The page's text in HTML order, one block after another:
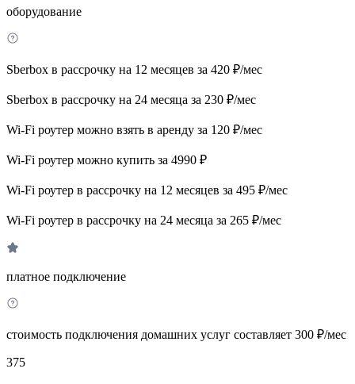
оборудование
Sberbox в рассрочку на 12 месяцев за 420 ₽/мес
Sberbox в рассрочку на 24 месяца за 230 ₽/мес
Wi-Fi роутер можно взять в аренду за 120 ₽/мес
Wi-Fi роутер можно купить за 4990 ₽
Wi-Fi роутер в рассрочку на 12 месяцев за 495 ₽/мес
Wi-Fi роутер в рассрочку на 24 месяца за 265 ₽/мес
платное подключение
стоимость подключения домашних услуг составляет 300 ₽/мес
375